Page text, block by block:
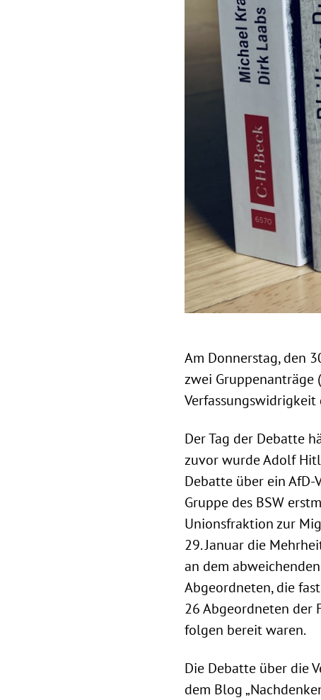
Am Donnerstag, den
zwei Gruppenanträge
Verfassungswidrigkeit
Der Tag der Debatte
zuvor wurde Adolf
Debatte über ein AfD-
Gruppe des BSW
Unionsfraktion zur
29. Januar die
an dem
Abgeordneten, die
26 Abgeordneten der
folgen bereit waren.
Die Debatte über die
dem Blog